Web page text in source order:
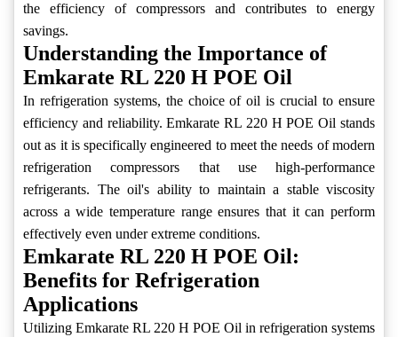
the efficiency of compressors and contributes to energy
savings.
Understanding the Importance of
Emkarate RL 220 H POE Oil
In refrigeration systems, the choice of oil is crucial to ensure
efficiency and reliability. Emkarate RL 220 H POE Oil stands
out as it is specifically engineered to meet the needs of modern
refrigeration compressors that use high-performance
refrigerants. The oil's ability to maintain a stable viscosity
across a wide temperature range ensures that it can perform
effectively even under extreme conditions.
Emkarate RL 220 H POE Oil:
Benefits for Refrigeration
Applications
Utilizing Emkarate RL 220 H POE Oil in refrigeration systems